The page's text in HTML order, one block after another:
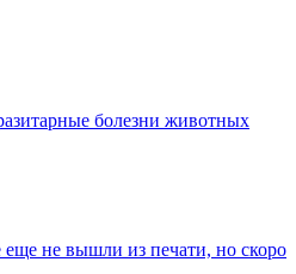
болезни животных
еще не вышли из печати, но скоро